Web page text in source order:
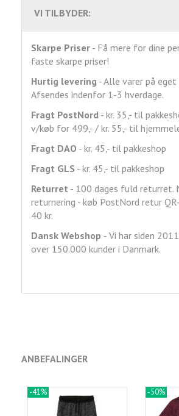
VI TILBYDER:
Skarpe Priser - Få mere for dine
faste skarpe priser!
Hurtig levering - Alle varer på eget
Afsendes indenfor 1-3 hverdage.
Fragt PostNord - kr. 35,- til
v/køb for 499,- / kr. 55,- til
Fragt DAO - kr. 45,- til pakkeshop
Fragt GLS - kr. 45,- til pakkeshop
Returret - 100 dages fuld returret.
returnering - køb PostNord retur
40 kr.
Dansk Webshop - Vi har siden
over 150.000 kunder i Danmark.
ANBEFALINGER
-41% -50%